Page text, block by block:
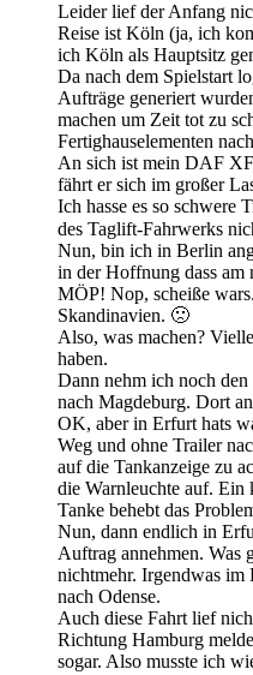
Leider lief der Anfang
Reise ist Köln (ja, ich
ich Köln als Hauptsitz
Da nach dem Spielstart
Aufträge generiert
machen um Zeit tot zu
Fertighauselementen
An sich ist mein DAF
fährt er sich im großer
Ich hasse es so schwere
des Taglift-Fahrwerks
Nun, bin ich in Berlin
in der Hoffnung dass
MÖP! Nop, scheiße
Skandinavien. 🙁
Also, was machen?
haben.
Dann nehm ich noch
nach Magdeburg. Dort
OK, aber in Erfurt hats
Weg und ohne Trailer
auf die Tankanzeige zu
die Warnleuchte auf. Ein
Tanke behebt das
Nun, dann endlich in
Auftrag annehmen. Was
nichtmehr. Irgendwas
nach Odense.
Auch diese Fahrt lief
Richtung Hamburg
sogar. Also musste ich